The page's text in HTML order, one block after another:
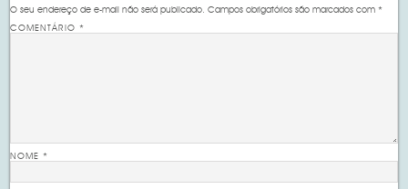
O seu endereço de e-mail não será publicado. Campos obrigatórios são marcados com*
COMENTÁRIO*
NOME*